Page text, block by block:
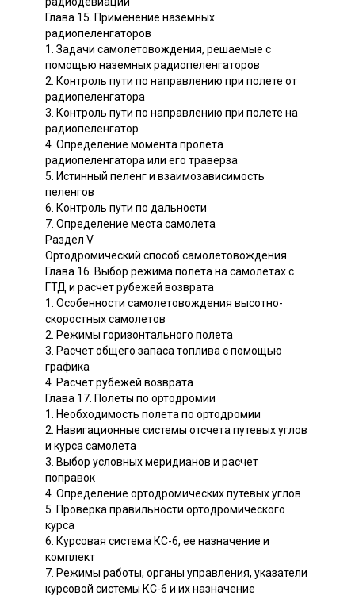
Глава 15. Применение наземных
радиопеленгаторов
1. Задачи самолетовождения, решаемые с
помощью наземных радиопеленгаторов
2. Контроль пути по направлению при полете от
радиопеленгатора
3. Контроль пути по направлению при полете на
радиопеленгатор
4. Определение момента пролета
радиопеленгатора или его траверза
5. Истинный пеленг и взаимозависимость
пеленгов
6. Контроль пути по дальности
7. Определение места самолета
Раздел V
Ортодромический способ самолетовождения
Глава 16. Выбор режима полета на самолетах с
ГТД и расчет рубежей возврата
1. Особенности самолетовождения высотно-
скоростных самолетов
2. Режимы горизонтального полета
3. Расчет общего запаса топлива с помощью
графика
4. Расчет рубежей возврата
Глава 17. Полеты по ортодромии
1. Необходимость полета по ортодромии
2. Навигационные системы отсчета путевых углов
и курса самолета
3. Выбор условных меридианов и расчет
поправок
4. Определение ортодромических путевых углов
5. Проверка правильности ортодромического
курса
6. Курсовая система КС-6, ее назначение и
комплект
7. Режимы работы, органы управления, указатели
курсовой системы КС-6 и их назначение